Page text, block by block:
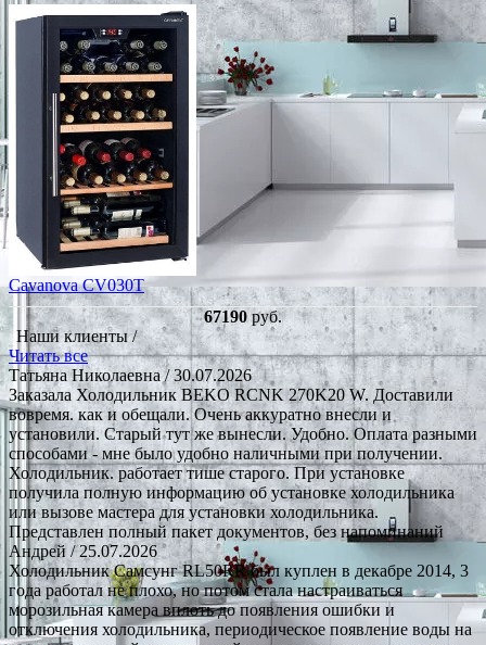
Cavanova CV030T
67190 руб.
Наши клиенты /
Читать все
Татьяна Николаевна/ 30.07.2026
Заказала Холодильник BEKO RCNK 270K20 W. Доставили
вовремя. как и обещали. Очень аккуратно внесли и
установили. Старый тут же вынесли. Удобно. Оплата разными
способами - мне было удобно наличными при получении.
Холодильник. работает тише старого. При установке
получила полную информацию об установке холодильника
или вызове мастера для установки холодильника.
Представлен полный пакет документов, без напоминаний
Андрей / 25.07.2026
Холодильник Самсунг RL50RR был куплен в декабре 2014, 3
года работал не плохо, но потом стала настраиваться
морозильная камера вплоть до появления ошибки и
отключения холодильника, периодическое появление воды на